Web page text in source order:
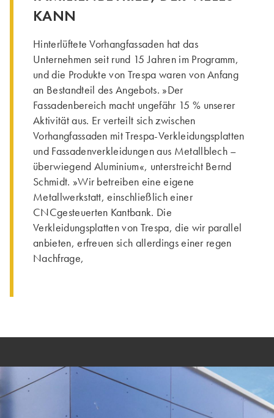
KANN
Hinterlüftete Vorhangfassaden hat das
Unternehmen seit rund 15 Jahren im Programm,
und die Produkte von Trespa waren von Anfang
an Bestandteil des Angebots. »Der
Fassadenbereich macht ungefähr 15 % unserer
Aktivität aus. Er verteilt sich zwischen
Vorhangfassaden mit Trespa-Verkleidungsplatten
und Fassadenverkleidungen aus Metallblech –
überwiegend Aluminium«, unterstreicht Bernd
Schmidt. »Wir betreiben eine eigene
Metallwerkstatt, einschließlich einer
CNCgesteuerten Kantbank. Die
Verkleidungsplatten von Trespa, die wir parallel
anbieten, erfreuen sich allerdings einer regen
Nachfrage,